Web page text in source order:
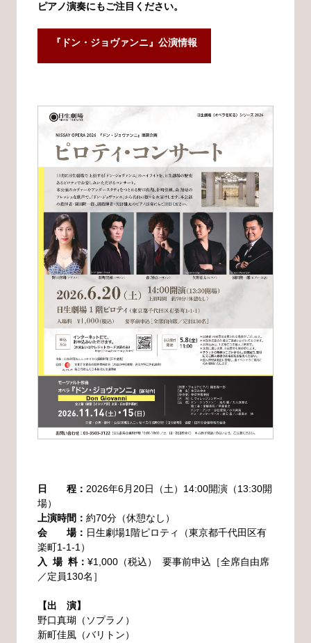
ピアノ演奏にもご注目ください。
『ドン・ジョヴァンニ』公演情報
日 程： 2026年6月20日（土）14:00開演（13:30開
場）
上演時間： 約70分（休憩なし）
会 場： 日生劇場1階ピロティ（東京都千代田区有
楽町1-1-1）
入 場 料： ¥1,000（税込） 要事前申込［全席自由席
／定員130名］
【出 演】
野口真瑚（ソプラノ）
新町佳風（バリトン）